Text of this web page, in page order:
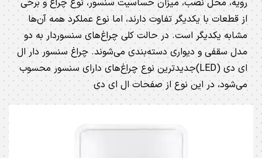
از قطعات با یکدیگر تفاوت دارند، اما نوع عملکرد همه آن‌ها
مشابه یکدیگر است. در حالت کلی چراغ‌های سنسوردار به دو
مدل سقفی و دیواری دسته‌بندی می‌شوند. چراغ سنسور دار ال
ای دی (LED)جدیدترین نوع چراغ‌های دارای سنسور محسوب
می‌شود، در این نوع از صفحات ال ای دی